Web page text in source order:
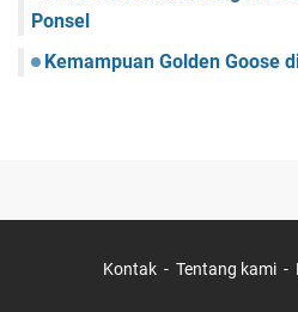
Ponsel
Kemampuan Golden Goose
Kontak Tentang kami